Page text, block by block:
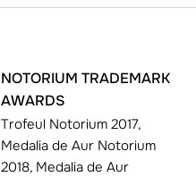
NOTORIUM TRADEMARK
AWARDS
Trofeul Notorium 2017,
Medalia de Aur Notorium
2018, Medalia de Aur